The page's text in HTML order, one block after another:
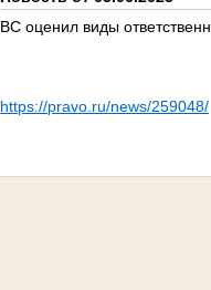
ВС оценил виды
https://pravo.ru/news/259048/